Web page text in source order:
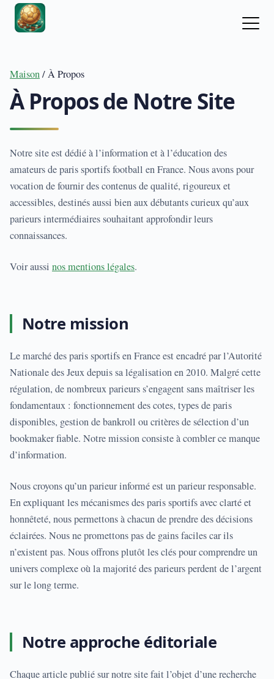
Maison/ À Propos
À Propos de Notre Site
Notre site est dédié à l’information et à l’éducation des
amateurs de paris sportifs football en France. Nous avons pour
vocation de fournir des contenus de qualité, rigoureux et
accessibles, destinés aussi bien aux débutants curieux qu’aux
parieurs intermédiaires souhaitant approfondir leurs
connaissances.
Voir aussi nos mentions légales.
Notre mission
Le marché des paris sportifs en France est encadré par l’Autorité
Nationale des Jeux depuis sa légalisation en 2010. Malgré cette
régulation, de nombreux parieurs s’engagent sans maîtriser les
fondamentaux : fonctionnement des cotes, types de paris
disponibles, gestion de bankroll ou critères de sélection d’un
bookmaker fiable. Notre mission consiste à combler ce manque
d’information.
Nous croyons qu’un parieur informé est un parieur responsable.
En expliquant les mécanismes des paris sportifs avec clarté et
honnêteté, nous permettons à chacun de prendre des décisions
éclairées. Nous ne promettons pas de gains faciles car ils
n’existent pas. Nous offrons plutôt les clés pour comprendre un
univers complexe où la majorité des parieurs perdent de l’argent
sur le long terme.
Notre approche éditoriale
Chaque article publié sur notre site fait l’objet d’une recherche